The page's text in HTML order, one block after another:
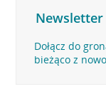
Dołącz do
bieżąco z